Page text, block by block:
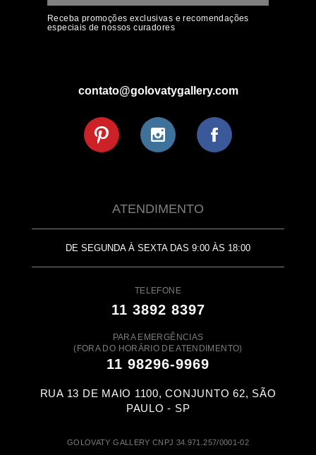
Receba promoções exclusivas e recomendações
especiais de nossos curadores
contato@golovatygallery.com
ATENDIMENTO
DE SEGUNDA À SEXTA DAS 9:00 ÀS 18:00
TELEFONE
11 3892 8397
PARA EMERGÊNCIAS
(FORA DO HORÁRIO DE ATENDIMENTO)
11 98296-9969
RUA 13 DE MAIO 1100, CONJUNTO 62, SÃO
PAULO - SP
GOLOVATY GALLERY CNPJ 34.971.257/0001-02